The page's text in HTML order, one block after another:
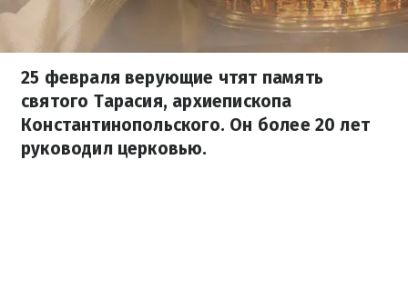
25 февраля верующие чтят память
святого Тарасия, архиепископа
Константинопольского. Он более 20 лет
руководил церковью.